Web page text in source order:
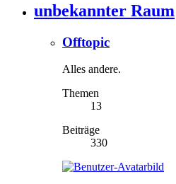
unbekannter Raum
Offtopic
Alles andere.
Themen
13
Beiträge
330